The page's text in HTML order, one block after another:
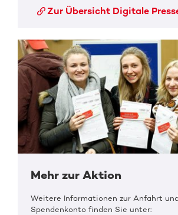
Zur Übersicht Digitale
Mehr zur Aktion
Weitere Informationen zur Anfahrt
Spendenkonto finden Sie unter: